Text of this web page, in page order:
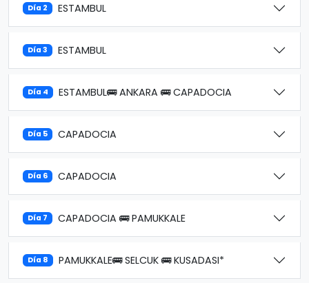
Día 2 ESTAMBUL
Día 3 ESTAMBUL
Día 4 ESTAMBUL🚌 ANKARA 🚌 CAPADOCIA
Día 5 CAPADOCIA
Día 6 CAPADOCIA
Día 7 CAPADOCIA 🚌 PAMUKKALE
Día 8 PAMUKKALE🚌 SELCUK 🚌 KUSADASI*